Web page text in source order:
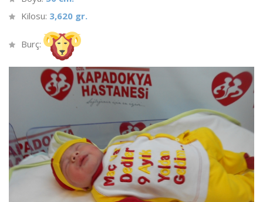
Kilosu: 3,620 gr.
Burç: